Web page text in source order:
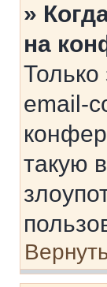
»
на
Только
email-
такую